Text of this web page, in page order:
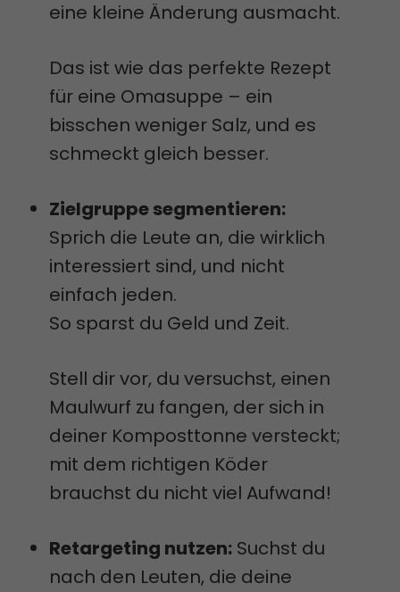
eine kleine Änderung ausmacht.
Das ist wie das perfekte Rezept
für eine Omasuppe – ein
bisschen weniger Salz, und es
schmeckt gleich besser.
Zielgruppe segmentieren:
Sprich die Leute an, die wirklich
interessiert sind, und nicht
einfach jeden.
So sparst du Geld und Zeit.
Stell dir vor, du versuchst, einen
Maulwurf zu fangen, der sich in
deiner Komposttonne versteckt;
mit dem richtigen Köder
brauchst du nicht viel Aufwand!
Retargeting nutzen: Suchst du
nach den Leuten, die deine